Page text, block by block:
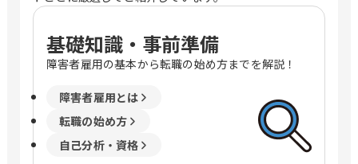
基礎知識・事前準備
障害者雇用の基本から転職の始め方までを解説！
障害者雇用とは
転職の始め方
自己分析・資格